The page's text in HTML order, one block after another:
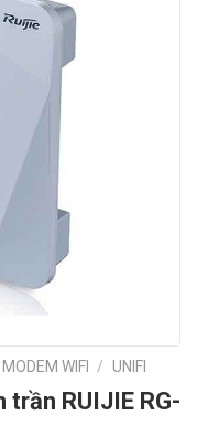
MODEM WIFI / UNIFI
RUIJIE RG-